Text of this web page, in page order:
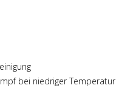
bei niedriger Temperatur